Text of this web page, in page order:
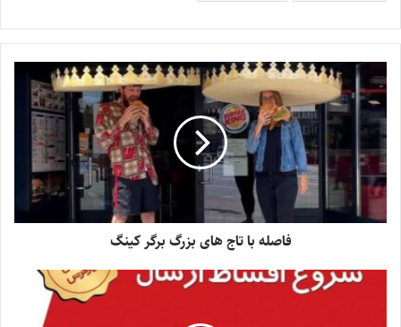
فاصله با تاج های بزرگ برگر کینگ